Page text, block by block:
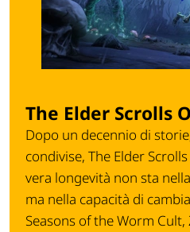
The Elder Scrolls
Dopo un decennio di
condivise, The Elder
vera longevità non sta
ma nella capacità di
Seasons of the Worm